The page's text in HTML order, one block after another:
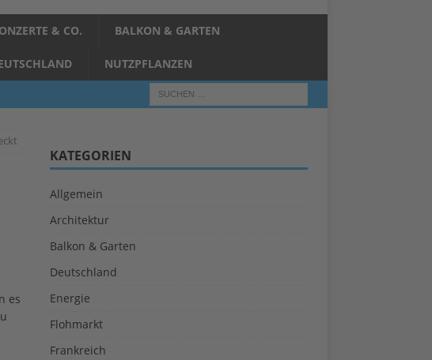
& CO. BALKON & GARTEN
NUTZPFLANZEN
es
KATEGORIEN
Allgemein
Architektur
Balkon & Garten
Deutschland
Energie
Flohmarkt
Frankreich